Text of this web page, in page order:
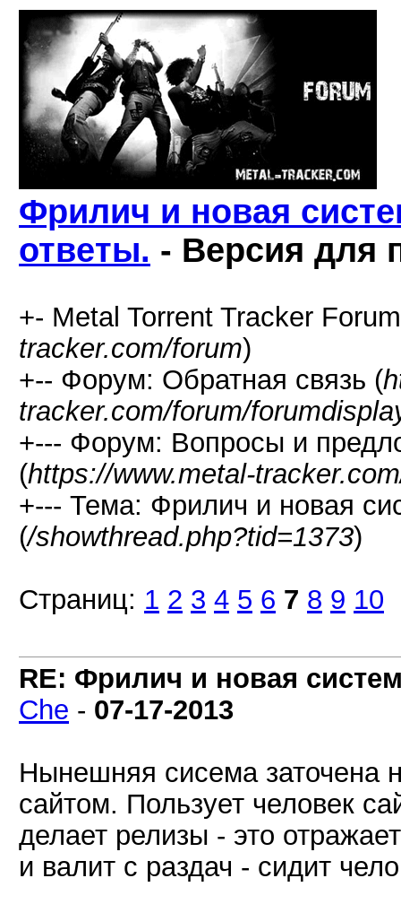
Фрилич и новая
ответы. - Версия для
+- Metal Torrent Tracker
tracker.com/forum)
+-- Форум: Обратная связь (
tracker.com/forum/
+--- Форум: Вопросы и
(https://www.metal-
+--- Тема: Фрилич и новая
(/showthread.php?tid=1373)
Страниц: 1 2 3 4 5 6 7 8 9 10
RE: Фрилич и новая
Che - 07-17-2013
Нынешняя сисема заточена
сайтом. Пользует человек
делает релизы - это
и валит с раздач - сидит